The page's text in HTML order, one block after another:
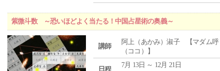
紫微斗数 ～恐いほどよく当たる！中国占星術の奥義～
講師
阿上（あかみ）淑子 【マダム呼
（ココ）】
日程
7月 13日 ～ 12月 21日